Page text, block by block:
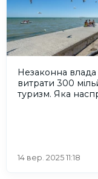
Незаконна
витрати 300
туризм. Яка
14 вер. 2025 11:18